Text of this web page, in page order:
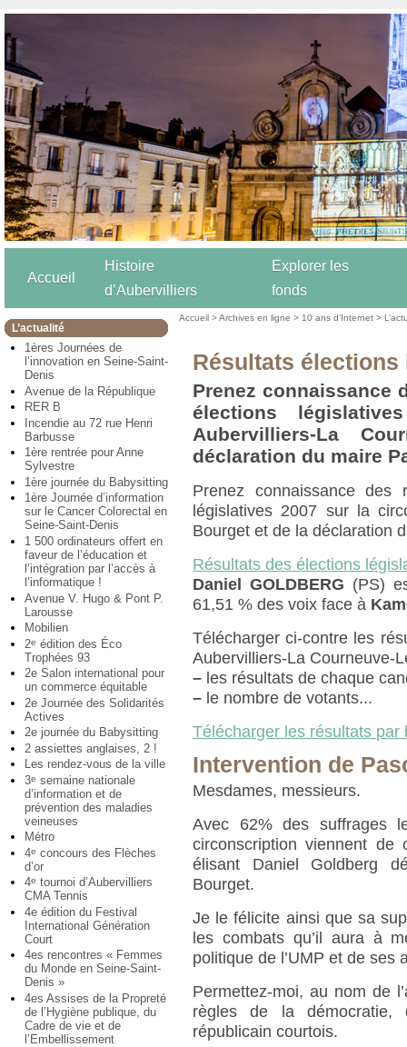
Accueil
Histoire
d’Aubervilliers
Explorer les
fonds
L’actualité
1ères Journées de
l’innovation en Seine-Saint-
Denis
Avenue de la République
RER B
Incendie au 72 rue Henri
Barbusse
1ère rentrée pour Anne
Sylvestre
1ère journée du Babysitting
1ère Journée d’information
sur le Cancer Colorectal en
Seine-Saint-Denis
1 500 ordinateurs offert en
faveur de l’éducation et
l’intégration par l’accès à
l’informatique !
Avenue V. Hugo & Pont P.
Larousse
Mobilien
2e édition des Éco
Trophées 93
2e Salon international pour
un commerce équitable
2e Journée des Solidarités
Actives
2e journée du Babysitting
2 assiettes anglaises, 2 !
Les rendez-vous de la ville
3e semaine nationale
d’information et de
prévention des maladies
veineuses
Métro
4e concours des Flèches
d’or
4e tournoi d’Aubervilliers
CMA Tennis
4e édition du Festival
International Génération
Court
4es rencontres « Femmes
du Monde en Seine-Saint-
Denis »
4es Assises de la Propreté
de l’Hygiène publique, du
Cadre de vie et de
l’Embellissement
Accueil >Archives en ligne > 10 ans d’Internet >
Résultats élections
Prenez connaissance
élections
Aubervilliers-La
déclaration du maire
Prenez connaissance
législatives 2007 sur la
Bourget et de la déclaration
Résultats des élections
Daniel GOLDBERG (PS)
61,51 % des voix face à
Télécharger ci-contre les
Aubervilliers-La Courneuve-
– les résultats de chaque
– le nombre de votants...
Télécharger les résultats par
Intervention de
Mesdames, messieurs.
Avec 62% des suffrages
circonscription viennent
élisant Daniel Goldberg
Bourget.
Je le félicite ainsi que sa
les combats qu’il aura à
politique de l’UMP et de ses
Permettez-moi, au nom de
règles de la démocratie,
républicain courtois.